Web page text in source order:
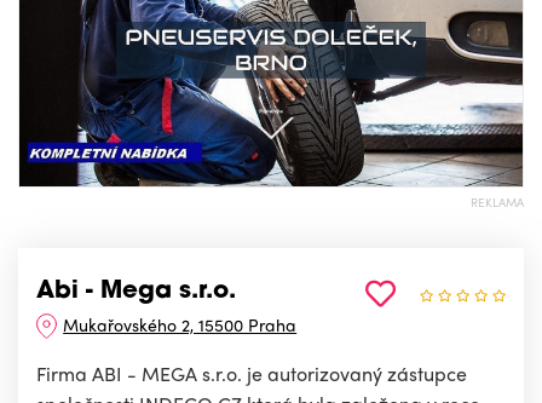
REKLAMA
Abi - Mega s.r.o.
Mukařovského 2, 15500 Praha
Firma ABI - MEGA s.r.o. je autorizovaný zástupce